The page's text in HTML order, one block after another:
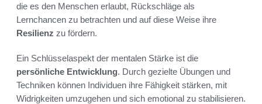
die es den Menschen erlaubt, Rückschläge als
Lernchancen zu betrachten und auf diese Weise ihre
Resilienz zu fördern.
Ein Schlüsselaspekt der mentalen Stärke ist die
persönliche Entwicklung. Durch gezielte Übungen und
Techniken können Individuen ihre Fähigkeit stärken, mit
Widrigkeiten umzugehen und sich emotional zu stabilisieren.